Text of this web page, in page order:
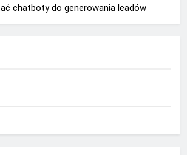
chatboty do generowania leadów